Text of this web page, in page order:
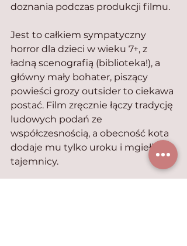
doznania podczas produkcji filmu.
Jest to całkiem sympatyczny
horror dla dzieci w wieku 7+, z
ładną scenografią (biblioteka!), a
główny mały bohater, piszący
powieści grozy outsider to ciekawa
postać. Film zręcznie łączy tradycję
ludowych podań ze
współczesnością, a obecność kota
dodaje mu tylko uroku i mgiełki
tajemnicy.